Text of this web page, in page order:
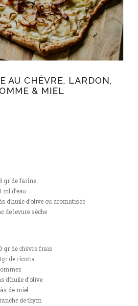
AU CHÈVRE, LARDON,
& MIEL
gr de farine
ml d’eau
d’huile d’olive ou aromatisée
de levure sèche
gr de chèvre frais
de ricotta
d’huile d’olive
de miel
de thym